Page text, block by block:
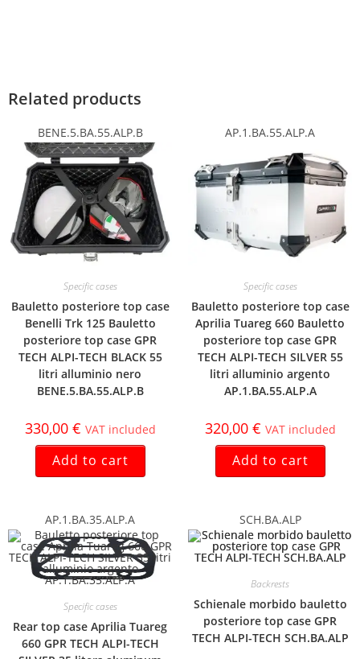
Related products
BENE.5.BA.55.ALP.B
Specific cases
Bauletto posteriore top case
Benelli Trk 125 Bauletto
posteriore top case GPR
TECH ALPI-TECH BLACK 55
litri alluminio nero
BENE.5.BA.55.ALP.B
330,00 € VAT included
Add to cart
AP.1.BA.55.ALP.A
Specific cases
Bauletto posteriore top case
Aprilia Tuareg 660 Bauletto
posteriore top case GPR
TECH ALPI-TECH SILVER 55
litri alluminio argento
AP.1.BA.55.ALP.A
320,00 € VAT included
Add to cart
AP.1.BA.35.ALP.A
Specific cases
Rear top case Aprilia Tuareg
660 GPR TECH ALPI-TECH
SCH.BA.ALP
Backrests
Schienale morbido bauletto
posteriore top case GPR
TECH ALPI-TECH SCH.BA.ALP